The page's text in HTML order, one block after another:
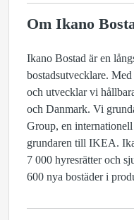
Om Ikano
Ikano Bostad är en
bostadsutvecklare.
och utvecklar vi
och Danmark. Vi
Group, en
grundaren till IKEA.
7 000 hyresrätter och
600 nya bostäder i